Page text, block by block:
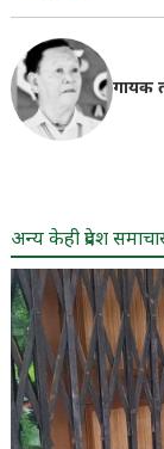
गायक
अन्य केही प्रदेश